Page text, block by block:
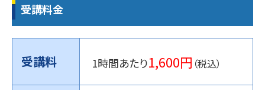
受講料金
受講料 1時間あたり1,600円 （税込）